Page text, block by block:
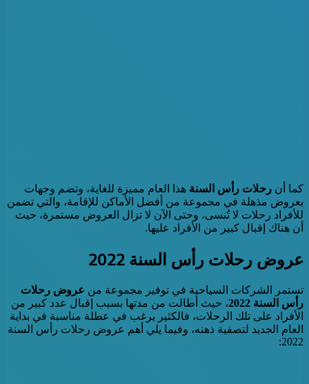
كما أن رحلات رأس السنة هذا العام مميزة للغاية، وتضم وجهات
بعروض مذهلة في مجموعة من أفضل الأماكن للإقامة، والتي تضمن
للأفراد رحلات لا تُنسى، وحتى الآن لا تزال العروض مستمرة، حيث
أن هناك إقبال كبير من الأفراد عليها.
عروض رحلات رأس السنة 2022
تستمر الشركات السياحية في توفير مجموعة من عروض رحلات
رأس السنة 2022
، حيث أطالت من مدتها بسبب إقبال عدد كبير من
الأفراد على تلك الرحلات، فالكثير يرغب في عطلة مناسبة في بداية
العام الجديد لتصفية ذهنه، وفيما يلي أهم عروض رحلات رأس السنة
2022: